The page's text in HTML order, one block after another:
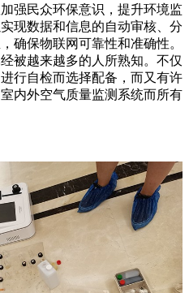
强民众环保意识，提升环境监
现数据和信息的自动审核、分
确保物联网可靠性和准确性。
被越来越多的人所熟知。不仅
行自检而选择配备，而又有许
内外空气质量监测系统而所有